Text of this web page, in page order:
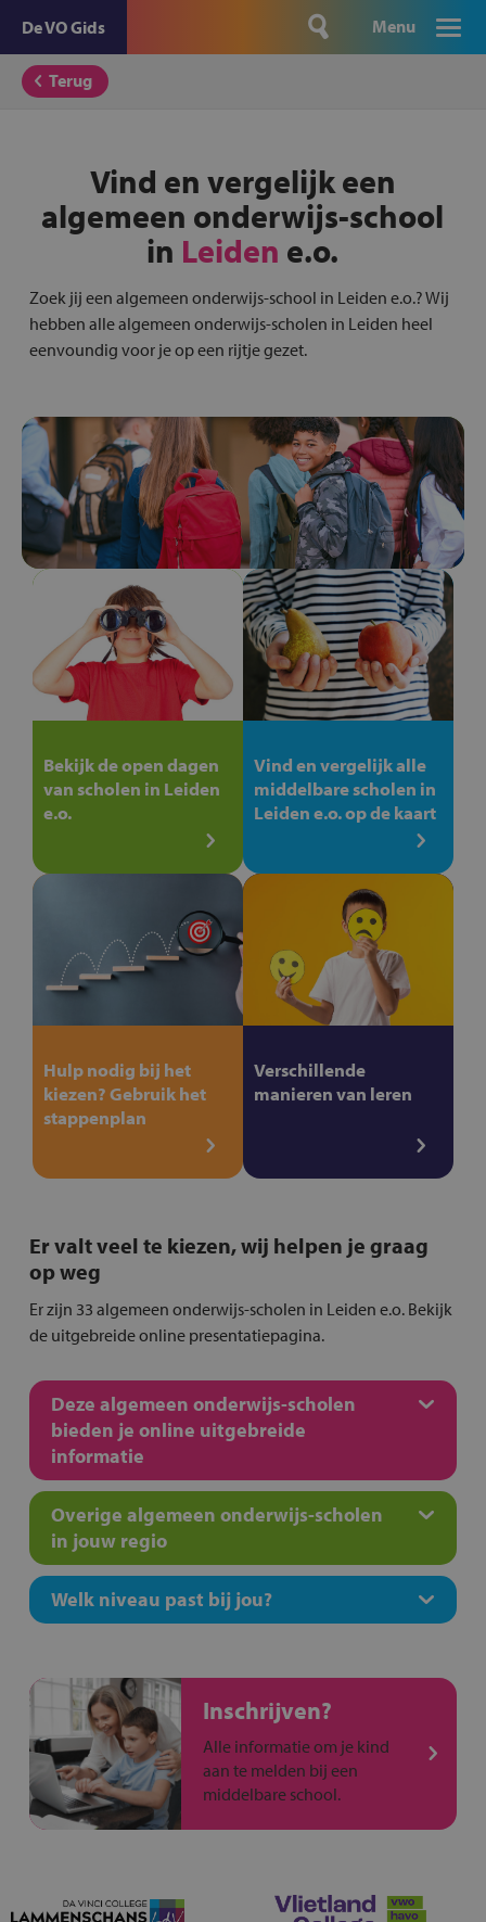
De VO Gids Menu
Terug
Vind en vergelijk een
algemeen onderwijs-school
in Leiden e.o.
Zoek jij een algemeen onderwijs-school in Leiden e.o.? Wij
hebben alle algemeen onderwijs-scholen in Leiden heel
eenvoundig voor je op een rijtje gezet.
Bekijk de open dagen
van scholen in Leiden
e.o.
Vind en vergelijk alle
middelbare scholen in
Leiden e.o. op de kaart
Hulp nodig bij het
kiezen? Gebruik het
stappenplan
Verschillende
manieren van leren
Er valt veel te kiezen, wij helpen je graag
op weg
Er zijn 33 algemeen onderwijs-scholen in Leiden e.o. Bekijk
de uitgebreide online presentatiepagina.
Deze algemeen onderwijs-scholen
bieden je online uitgebreide
informatie
Overige algemeen onderwijs-scholen
in jouw regio
Welk niveau past bij jou?
Inschrijven?
Alle informatie om je kind
aan te melden bij een
middelbare school.